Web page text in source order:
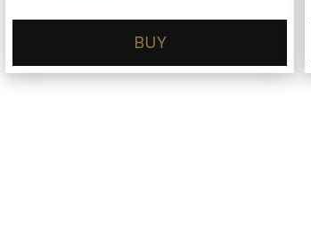
was:
is:
44.70 kr.
BUY